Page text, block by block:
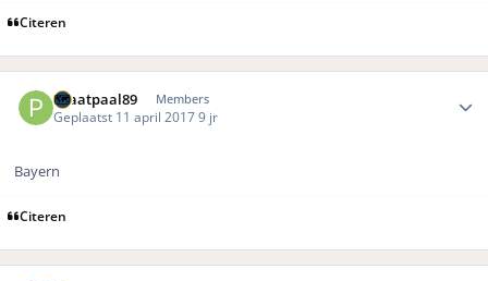
Citeren
Praatpaal89 Members
Geplaatst 11 april 20179 jr
Bayern
Citeren